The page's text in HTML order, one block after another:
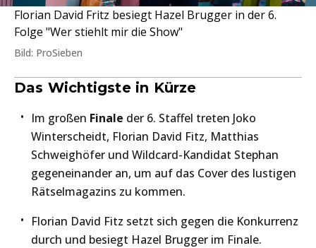
Florian David Fritz besiegt Hazel Brugger in der 6.
Folge "Wer stiehlt mir die Show"
Bild: ProSieben
Das Wichtigste in Kürze
Im großen Finale der 6. Staffel treten Joko
Winterscheidt, Florian David Fitz, Matthias
Schweighöfer und Wildcard-Kandidat Stephan
gegeneinander an, um auf das Cover des lustigen
Rätselmagazins zu kommen.
Florian David Fitz setzt sich gegen die Konkurrenz
durch und besiegt Hazel Brugger im Finale.